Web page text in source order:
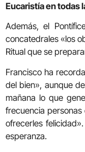
Eucaristía en todas
Además, el
concatedrales «los
Ritual que se
Francisco ha
del bien», aunque
mañana lo que
frecuencia
ofrecerles
esperanza.